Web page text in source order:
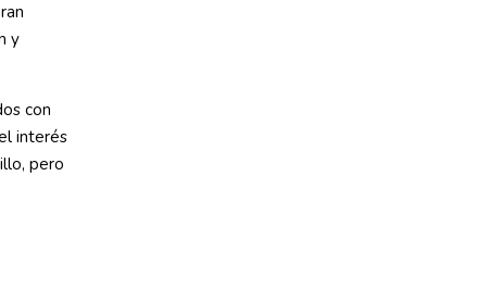
y
con
interés
pero